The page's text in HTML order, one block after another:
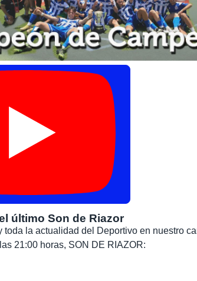
último Son de Riazor
toda la actualidad del Deportivo en nuestro
21:00 horas, SON DE RIAZOR: